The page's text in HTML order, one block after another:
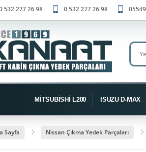
532 277 26 98 0 532 277 26 98
MİTSUBİSHİ L200 ISUZU D-MAX
Sayfa Nissan Çıkma Yedek Parçaları